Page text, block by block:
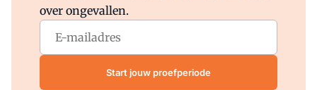
over ongevallen.
Start jouw proefperiode